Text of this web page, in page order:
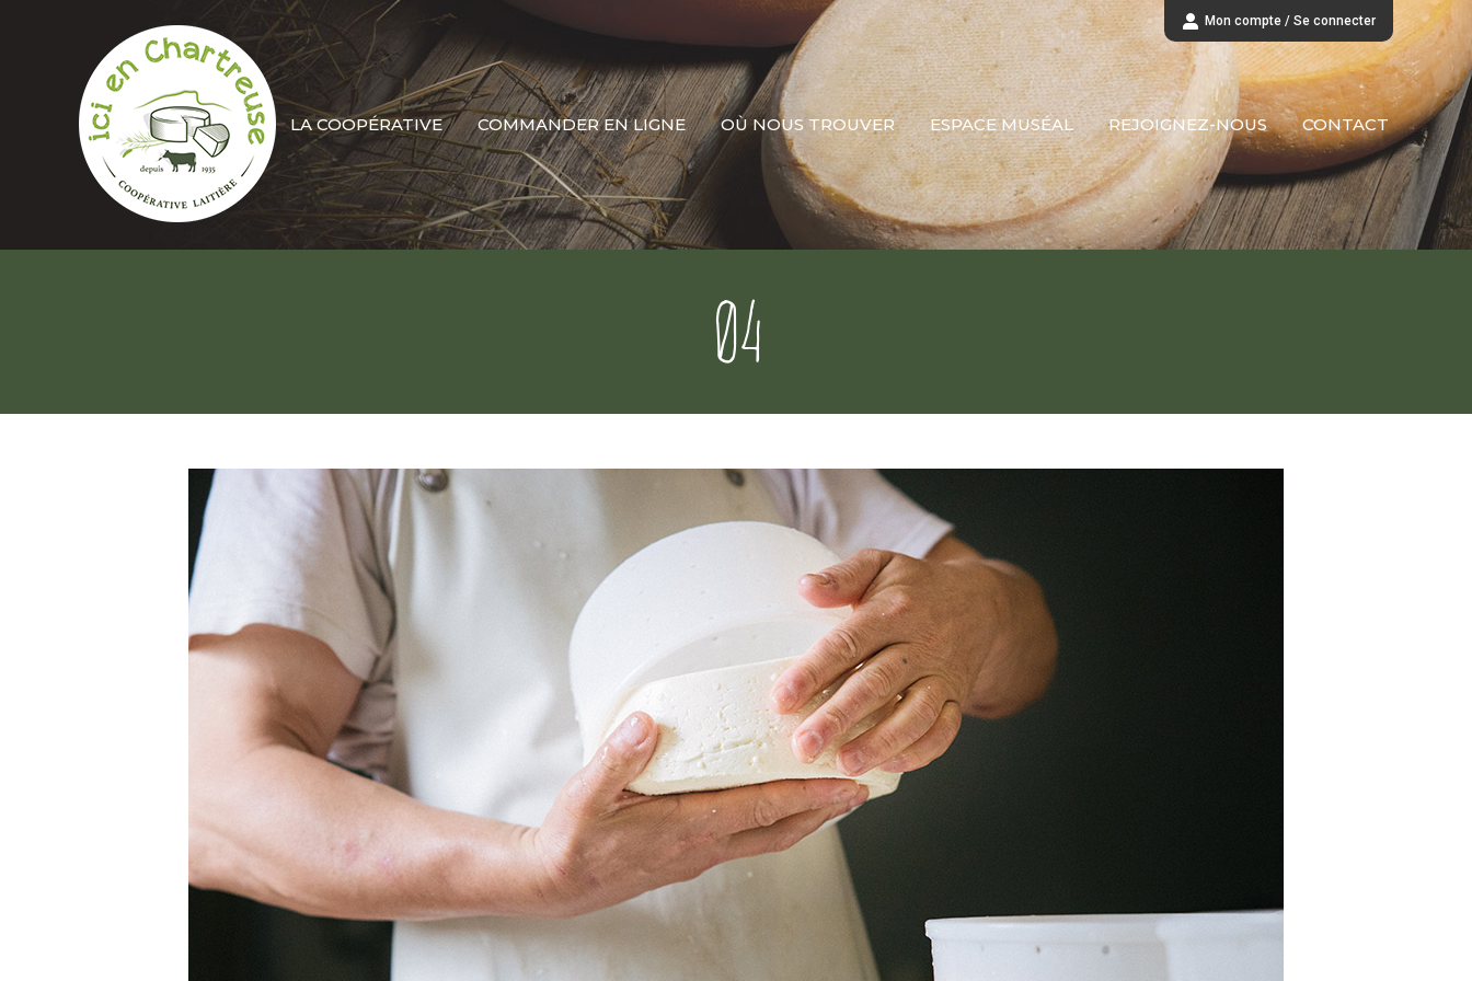
Mon compte / Se connecter
LA COOPÉRATIVE COMMANDER EN LIGNE OÙ NOUS TROUVER ESPACE MUSÉAL REJOIGNEZ-NOUS CONTACT
04